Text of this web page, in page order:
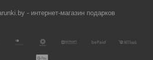
- интернет-магазин подарков